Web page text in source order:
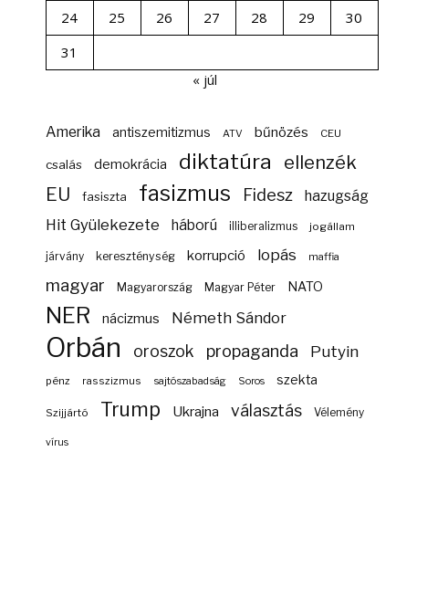
24
25 26 27 28 29
30
31
« júl
Amerika antiszemitizmus ATV bűnözés CEU
csalás demokrácia diktatúra ellenzék
EU fasiszta fasizmus Fidesz hazugság
Hit Gyülekezete háború illiberalizmus jogállam
járvány kereszténység korrupció lopás maffia
magyar Magyarország Magyar Péter NATO
NER nácizmus Németh Sándor
Orbán oroszok propaganda Putyin
pénz rasszizmus sajtószabadság Soros szekta
Szijjártó Trump Ukrajna választás Vélemény
vírus